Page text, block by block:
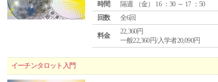
時間
隔週 （金） 16 ：30 ～ 17 ：50
回数
全6回
料金
22,360円
一般22,360円/入学者20,090円
イーチンタロット入門